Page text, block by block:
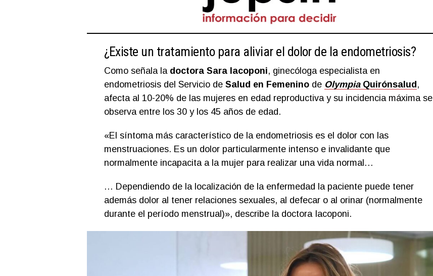
¿Existe un tratamiento para aliviar el dolor de la endometriosis?
Como señala la doctora Sara Iacoponi, ginecóloga especialista en
endometriosis del Servicio de Salud en Femeninode OlympiaQuirónsalud ,
afecta al 10-20% de las mujeres en edad reproductiva y su incidencia máxima se
observa entre los 30 y los 45 años de edad.
«El síntoma más característico de la endometriosis es el dolor con las
menstruaciones. Es un dolor particularmente intenso e invalidante que
normalmente incapacita a la mujer para realizar una vida normal…
… Dependiendo de la localización de la enfermedad la paciente puede tener
además dolor al tener relaciones sexuales, al defecar o al orinar (normalmente
durante el período menstrual)», describe la doctora Iacoponi.